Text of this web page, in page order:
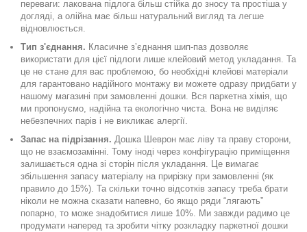
переваги: лакована підлога більш стійка до зносу та простіша у
догляді, а олійна має більш натуральний вигляд та легше
відновлюється.
Тип з'єднання. Класичне зʼєднання шип-паз дозволяє
використати для цієї підлоги лише клейовий метод укладання. Та
це не стане для вас проблемою, бо необхідні клейові матеріали
для гарантовано надійного монтажу ви можете одразу придбати у
нашому магазині при замовленні дошки. Вся паркетна хімія, що
ми пропонуємо, надійна та екологічно чиста. Вона не виділяє
небезпечних парів і не викликає алергії.
Запас на підрізання. Дошка Шеврон має ліву та праву сторони,
що не взаємозамінні. Тому іноді через конфігурацію приміщення
залишається одна зі сторін після укладання. Це вимагає
збільшення запасу матеріалу на прирізку при замовленні (як
правило до 15%). Та скільки точно відсотків запасу треба брати
ніколи не можна сказати напевно, бо якщо ряди “лягають”
попарно, то може знадобитися лише 10%. Ми завжди радимо це
продумати наперед та зробити чітку розкладку паркетної дошки